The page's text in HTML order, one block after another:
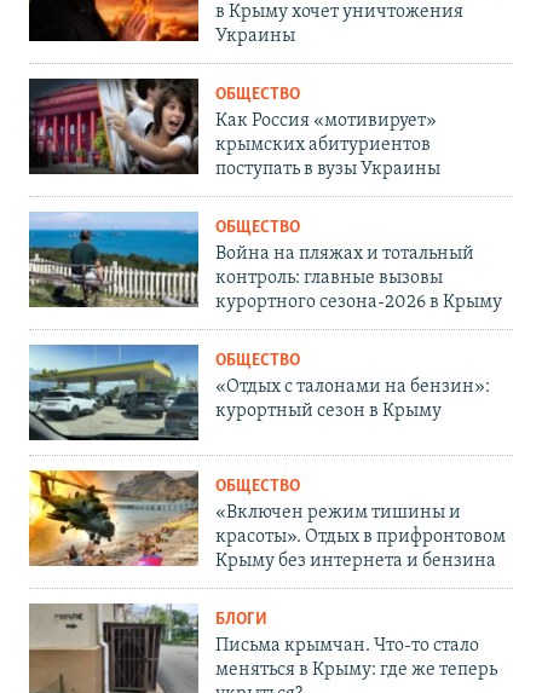
в Крыму хочет уничтожения
Украины
ОБЩЕСТВО
Как Россия «мотивирует»
крымских абитуриентов
поступать в вузы Украины
ОБЩЕСТВО
Война на пляжах и тотальный
контроль: главные вызовы
курортного сезона-2026 в Крыму
ОБЩЕСТВО
«Отдых с талонами на бензин»:
курортный сезон в Крыму
ОБЩЕСТВО
«Включен режим тишины и
красоты». Отдых в прифронтовом
Крыму без интернета и бензина
БЛОГИ
Письма крымчан. Что-то стало
меняться в Крыму: где же теперь